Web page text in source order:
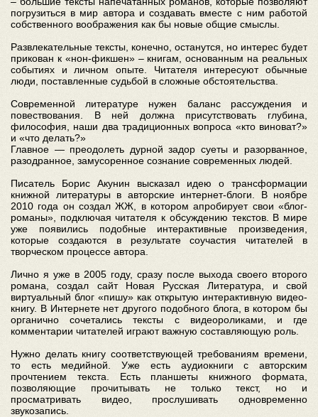
погрузиться в мир автора и создавать вместе с ним работой
собственного воображения как бы новые общие смыслы.
Развлекательные тексты, конечно, останутся, но интерес будет
прикован к «нон-фикшен» – книгам, основанным на реальных
событиях и личном опыте. Читателя интересуют обычные
люди, поставленные судьбой в сложные обстоятельства.
Современной литературе нужен баланс рассуждения и
повествования. В ней должна присутствовать глубина,
философия, наши два традиционных вопроса «кто виноват?»
и «что делать?»
Главное — преодолеть дурной задор суеты и разорванное,
разодранное, замусоренное сознание современных людей.
Писатель Борис Акунин высказал идею о трансформации
книжной литературы в авторские интернет-блоги. В ноябре
2010 года он создал ЖЖ, в котором апробирует свои «блог-
романы», подключая читателя к обсуждению текстов. В мире
уже появились подобные интерактивные произведения,
которые создаются в результате соучастия читателей в
творческом процессе автора.
Лично я уже в 2005 году, сразу после выхода своего второго
романа, создал сайт Новая Русская Литература, и свой
виртуальный блог «пишу» как открытую интерактивную видео-
книгу. В Интернете нет другого подобного блога, в котором бы
органично сочетались тексты с видеороликами, и где
комментарии читателей играют важную составляющую роль.
Нужно делать книгу соответствующей требованиям времени,
то есть медийной. Уже есть аудиокниги с авторским
прочтением текста. Есть планшеты книжного формата,
позволяющие прочитывать не только текст, но и
просматривать видео, прослушивать одновременно
звукозапись.